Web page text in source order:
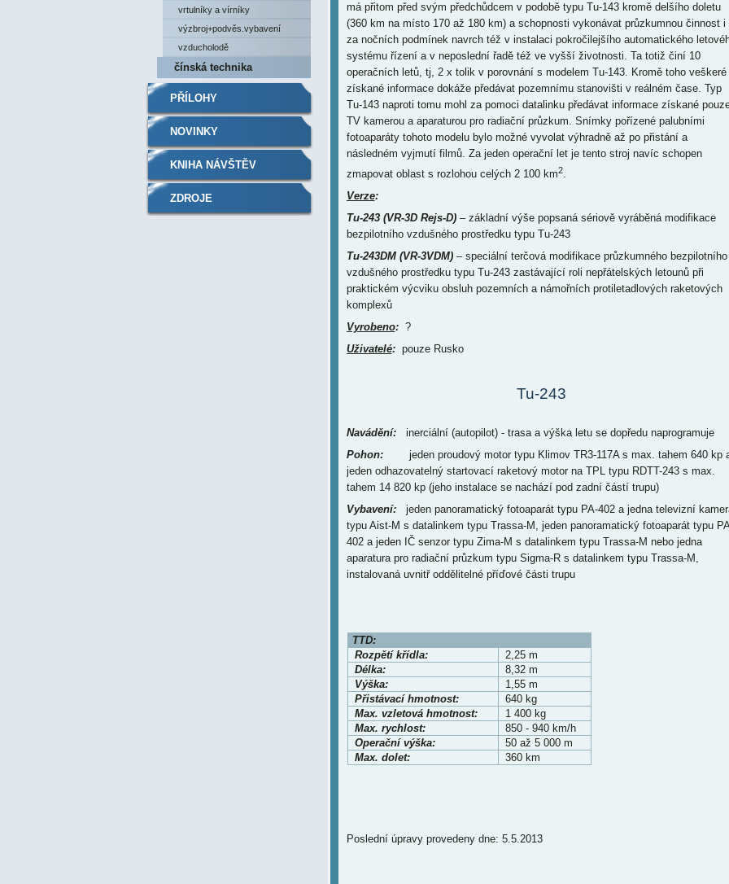
má přitom před svým předchůdcem v podobě typu Tu-143 kromě delšího doletu
(360 km na místo 170 až 180 km) a schopnosti vykonávat průzkumnou činnost i
za nočních podmínek navrch též v instalaci pokročilejšího automatického
systému řízení a v neposlední řadě též ve vyšší životnosti. Ta totiž činí 10
operačních letů, tj, 2 x tolik v porovnání s modelem Tu-143. Kromě toho veškeré
získané informace dokáže předávat pozemnímu stanovišti v reálném čase. Typ
Tu-143 naproti tomu mohl za pomoci datalinku předávat informace získané
TV kamerou a aparaturou pro radiační průzkum. Snímky pořízené palubními
fotoaparáty tohoto modelu bylo možné vyvolat výhradně až po přistání a
následném vyjmutí filmů. Za jeden operační let je tento stroj navíc schopen
zmapovat oblast s rozlohou celých 2 100 km2.
Verze:
Tu-243 (VR-3D Rejs-D)– základní výše popsaná sériově vyráběná modifikace
bezpilotního vzdušného prostředku typu Tu-243
Tu-243DM (VR-3VDM)– speciální terčová modifikace průzkumného bezpilotního
vzdušného prostředku typu Tu-243 zastávající roli nepřátelských letounů při
praktickém výcviku obsluh pozemních a námořních protiletadlových raketových
komplexů
Vyrobeno:?
Uživatelé:pouze Rusko
Tu-243
Navádění:inerciální (autopilot) - trasa a výška letu se dopředu naprogramuje
Pohon:jeden proudový motor typu Klimov TR3-117A s max. tahem 640 kp
jeden odhazovatelný startovací raketový motor na TPL typu RDTT-243 s max.
tahem 14 820 kp (jeho instalace se nachází pod zadní částí trupu)
Vybavení:jeden panoramatický fotoaparát typu PA-402 a jedna televizní
typu Aist-M s datalinkem typu Trassa-M, jeden panoramatický fotoaparát typu
402 a jeden IČ senzor typu Zima-M s datalinkem typu Trassa-M nebo jedna
aparatura pro radiační průzkum typu Sigma-R s datalinkem typu Trassa-M,
instalovaná uvnitř oddělitelné příďové části trupu
TTD:
Rozpětí křídla:
2,25 m
Délka:
8,32 m
Výška:
1,55 m
Přistávací hmotnost:
640 kg
Max. vzletová hmotnost:
1 400 kg
Max. rychlost:
850 - 940 km/h
Operační výška:
50 až 5 000 m
Max. dolet:
360 km
Poslední úpravy provedeny dne: 5.5.2013
vrtulníky a vírníky
výzbroj+podvěs.vybavení
vzducholodě
čínská technika
PŘÍLOHY
NOVINKY
KNIHA NÁVŠTĚV
ZDROJE